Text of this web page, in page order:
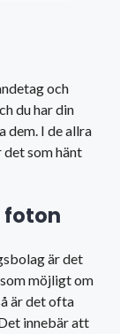
och
du har din
dem. I de allra
som hänt
foton
är det
möjligt om
är det ofta
innebär att